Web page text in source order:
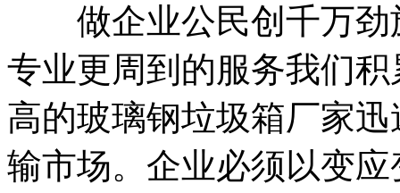
做企业公民创千万劲
专业更周到的服务我们
高的玻璃钢垃圾箱厂家
输市场。企业必须以变